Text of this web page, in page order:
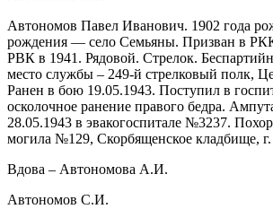
Автономов Павел Иванович. 1902 года
рождения — село Семьяны. Призван в
РВК в 1941. Рядовой. Стрелок.
место службы – 249-й стрелковый полк,
Ранен в бою 19.05.1943. Поступил в
осколочное ранение правого бедра.
28.05.1943 в эвакогоспитале №3237.
могила №129, Скорбященское кладбище, г.
Вдова – Автономова А.И.
Автономов С.И.